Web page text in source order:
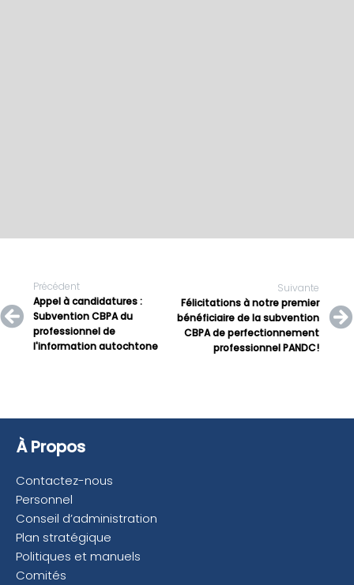
Précédent
Appel à candidatures :
Subvention CBPA du
professionnel de
l'information autochtone
Suivante
Félicitations à notre premier
bénéficiaire de la subvention
CBPA de perfectionnement
professionnel PANDC!
À Propos
Contactez-nous
Personnel
Conseil d’administration
Plan stratégique
Politiques et manuels
Comités